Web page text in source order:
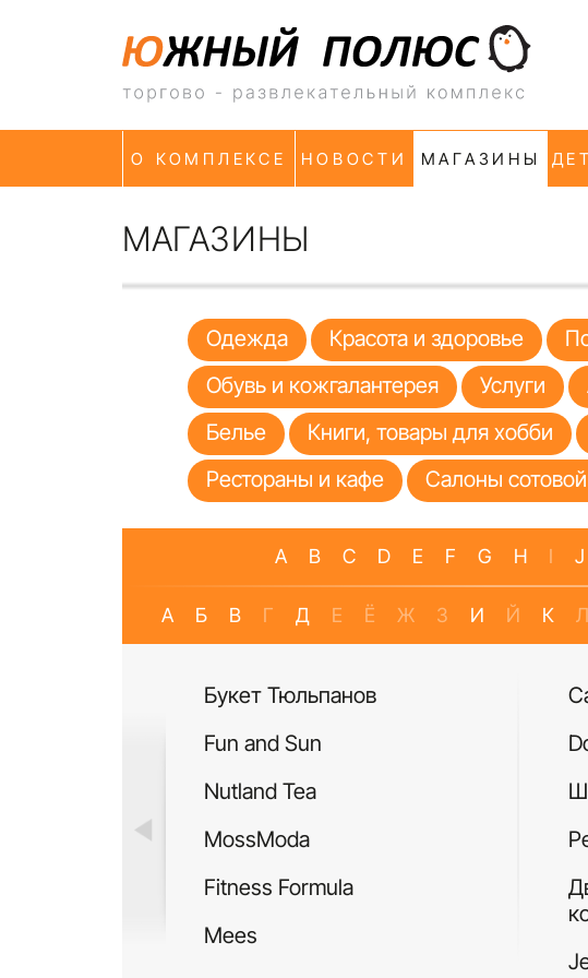
О КОМПЛЕКСЕ
НОВОСТИ МАГАЗИНЫ
МАГАЗИНЫ
Одежда Красота и здоровье
Обувь и кожгалантерея
Услуги
Белье
Книги, товары для хобби
Рестораны и кафе
Салоны сотовой
A B C D E F G H I J
А Б В Г Д Е Ё Ж З И Й К Л
Букет Тюльпанов
Fun and Sun
Nutland Tea
MossModa
Fitness Formula
Mees